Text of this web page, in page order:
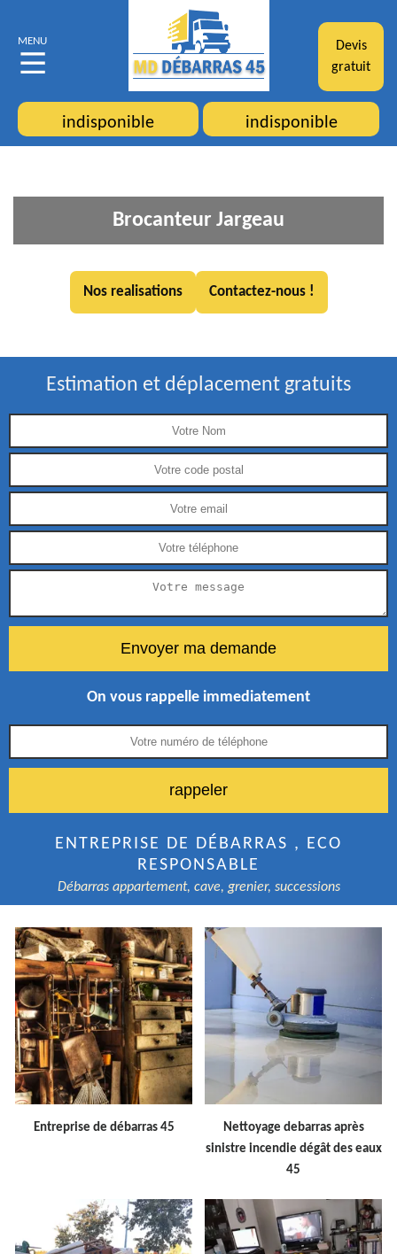
MENU
Devis
gratuit
indisponible indisponible
Brocanteur Jargeau
Nos realisations Contactez-nous !
Estimation et déplacement gratuits
On vous rappelle immediatement
ENTREPRISE DE DÉBARRAS , ECO
RESPONSABLE
Débarras appartement, cave, grenier, successions
Entreprise de débarras 45
Nettoyage debarras après
sinistre incendie dégât des eaux
45